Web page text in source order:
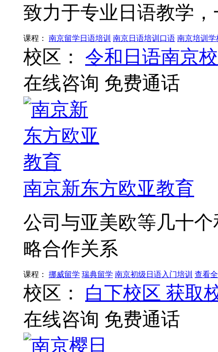
致力于专业日语教学
课程： 南京留学日语培训 南京日语培训口语 南京培训
校区：
令和日语南京
在线咨询 免费通话
南京新东方欧亚教育
公司与亚美欧等几十
略合作关系
课程： 挪威留学 瑞典留学 南京初级日语入门培训 查看
校区： 白下校区 获取
在线咨询 免费通话